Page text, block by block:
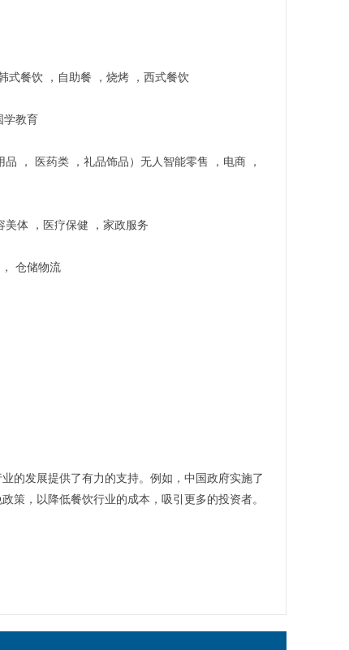
式餐饮 ，自助餐 ，烧烤 ，西式餐饮
学教育
， 医药类 ，礼品饰品）无人智能零售 ，电商 ，
美体 ，医疗保健 ，家政服务
仓储物流
的发展提供了有力的支持。例如，中国政府实施了
策，以降低餐饮行业的成本，吸引更多的投资者。